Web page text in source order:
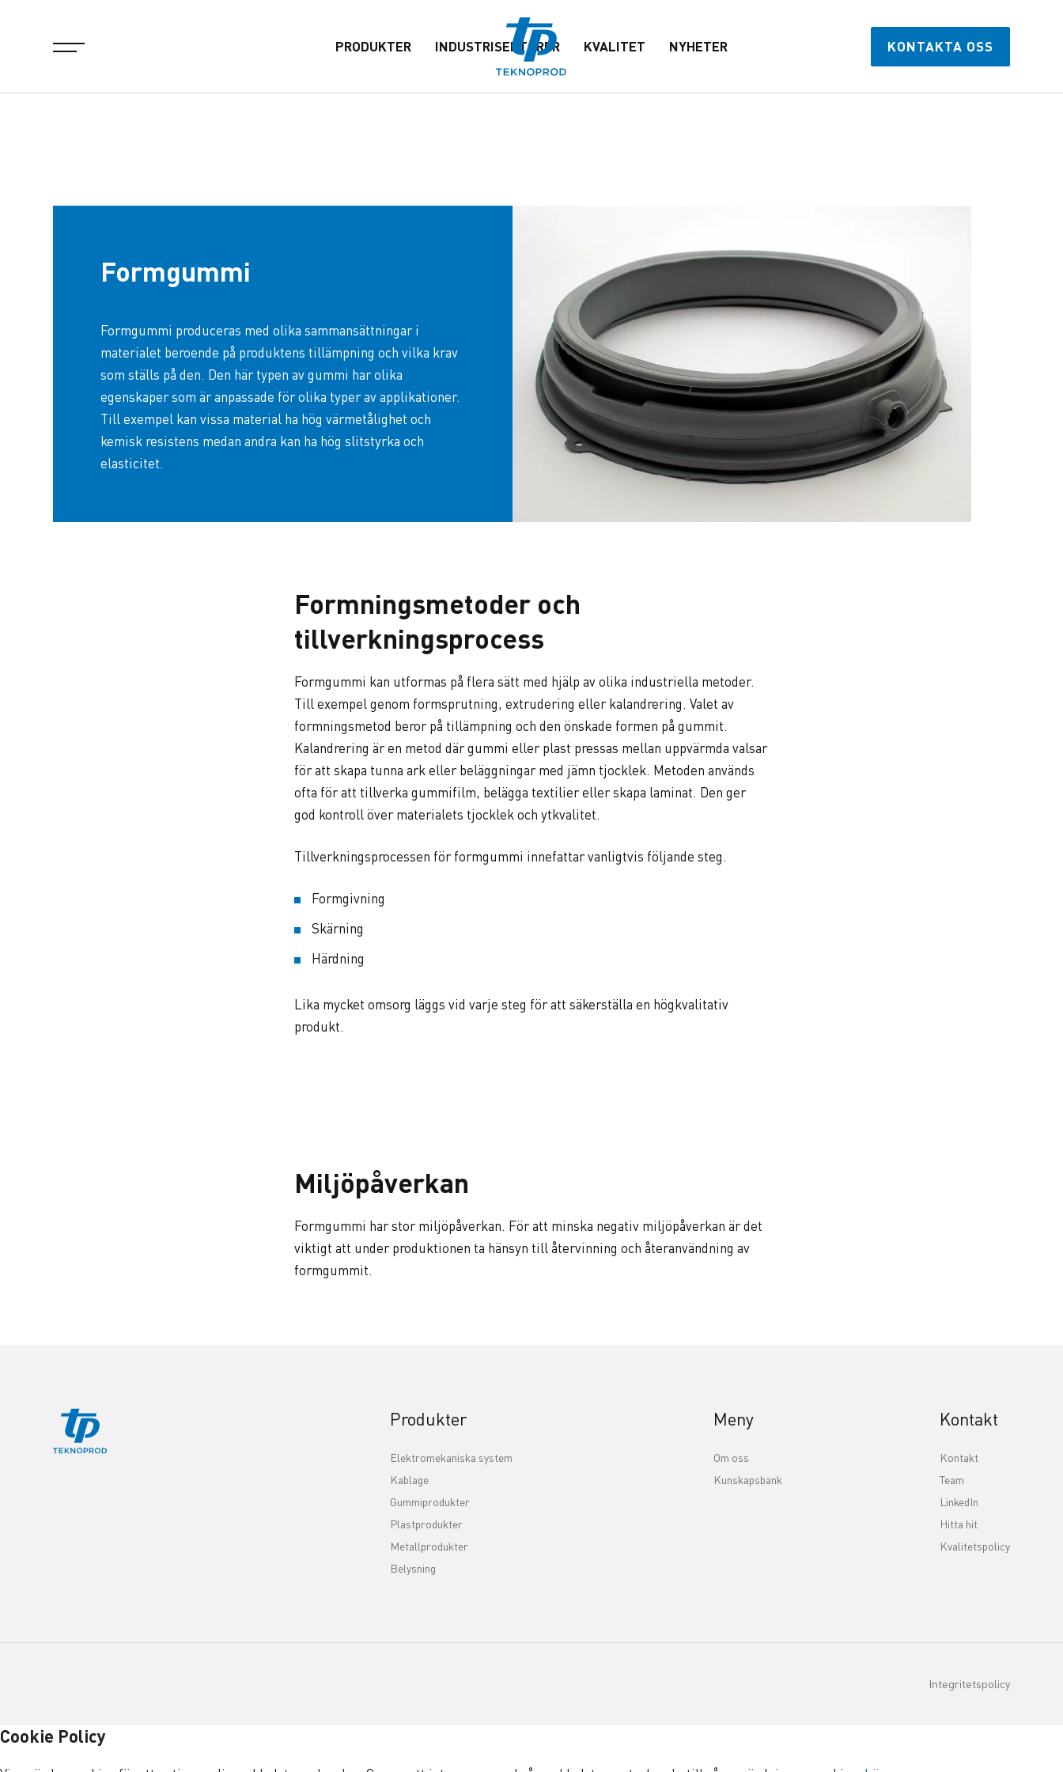
PRODUKTER INDUSTRISEKTORER KVALITET NYHETER KONTAKTA OSS
Formgummi
Formgummi produceras med olika sammansättningar i
materialet beroende på produktens tillämpning och vilka krav
som ställs på den. Den här typen av gummi har olika
egenskaper som är anpassade för olika typer av applikationer.
Till exempel kan vissa material ha hög värmetålighet och
kemisk resistens medan andra kan ha hög slitstyrka och
elasticitet.
Formningsmetoder och
tillverkningsprocess
Formgummi kan utformas på flera sätt med hjälp av olika industriella metoder.
Till exempel genom formsprutning, extrudering eller kalandrering. Valet av
formningsmetod beror på tillämpning och den önskade formen på gummit.
Kalandrering är en metod där gummi eller plast pressas mellan uppvärmda valsar
för att skapa tunna ark eller beläggningar med jämn tjocklek. Metoden används
ofta för att tillverka gummifilm, belägga textilier eller skapa laminat. Den ger
god kontroll över materialets tjocklek och ytkvalitet.
Tillverkningsprocessen för formgummi innefattar vanligtvis följande steg.
Formgivning
Skärning
Härdning
Lika mycket omsorg läggs vid varje steg för att säkerställa en högkvalitativ
produkt.
Miljöpåverkan
Formgummi har stor miljöpåverkan. För att minska negativ miljöpåverkan är det
viktigt att under produktionen ta hänsyn till återvinning och återanvändning av
formgummit.
Produkter
Elektromekaniska system
Kablage
Gummiprodukter
Plastprodukter
Metallprodukter
Belysning
Meny
Om oss
Kunskapsbank
Kontakt
Kontakt
Team
LinkedIn
Hitta hit
Kvalitetspolicy
Integritetspolicy
Cookie Policy